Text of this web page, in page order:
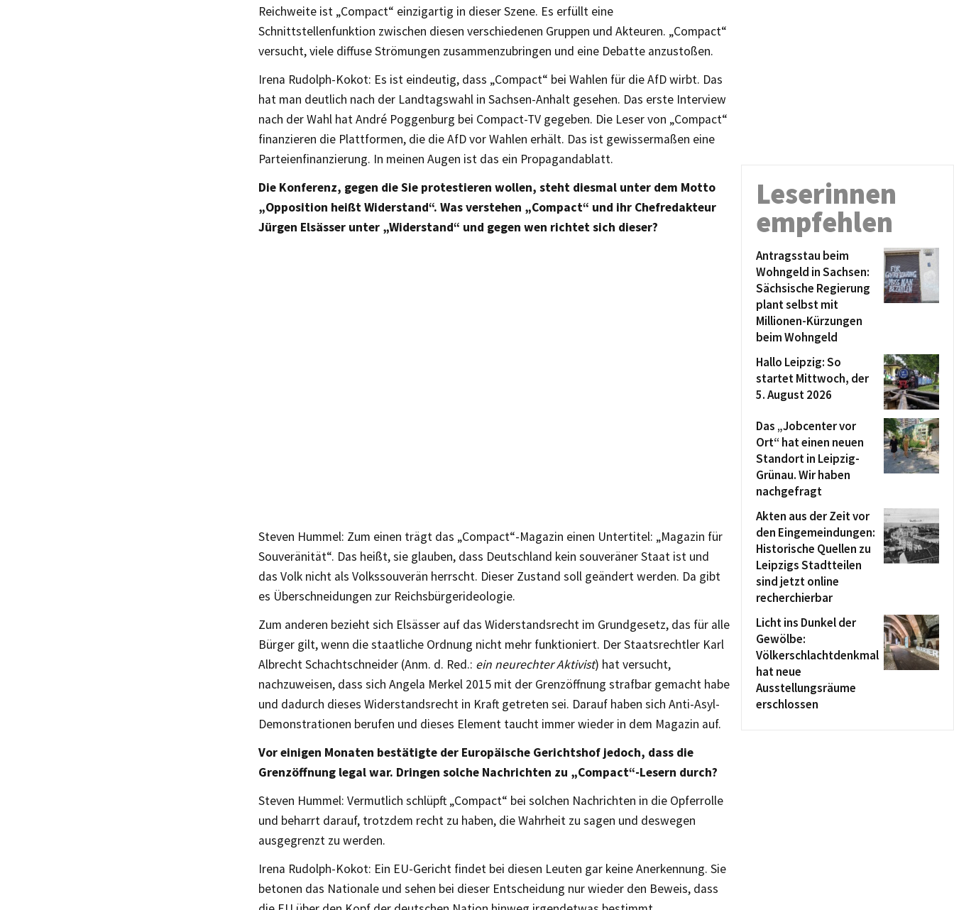
Reichweite ist „Compact“ einzigartig in dieser Szene. Es erfüllt eine
Schnittstellenfunktion zwischen diesen verschiedenen Gruppen und Akteuren. „Compact“
versucht, viele diffuse Strömungen zusammenzubringen und eine Debatte anzustoßen.
Irena Rudolph-Kokot: Es ist eindeutig, dass „Compact“ bei Wahlen für die AfD wirbt. Das
hat man deutlich nach der Landtagswahl in Sachsen-Anhalt gesehen. Das erste Interview
nach der Wahl hat André Poggenburg bei Compact-TV gegeben. Die Leser von „Compact“
finanzieren die Plattformen, die die AfD vor Wahlen erhält. Das ist gewissermaßen eine
Parteienfinanzierung. In meinen Augen ist das ein Propagandablatt.
Die Konferenz, gegen die Sie protestieren wollen, steht diesmal unter dem Motto
„Opposition heißt Widerstand“. Was verstehen „Compact“ und ihr Chefredakteur
Jürgen Elsässer unter „Widerstand“ und gegen wen richtet sich dieser?
Steven Hummel: Zum einen trägt das „Compact“-Magazin einen Untertitel: „Magazin für
Souveränität“. Das heißt, sie glauben, dass Deutschland kein souveräner Staat ist und
das Volk nicht als Volkssouverän herrscht. Dieser Zustand soll geändert werden. Da gibt
es Überschneidungen zur Reichsbürgerideologie.
Zum anderen bezieht sich Elsässer auf das Widerstandsrecht im Grundgesetz, das für alle
Bürger gilt, wenn die staatliche Ordnung nicht mehr funktioniert. Der Staatsrechtler Karl
Albrecht Schachtschneider (Anm. d. Red.: ein neurechter Aktivist) hat versucht,
nachzuweisen, dass sich Angela Merkel 2015 mit der Grenzöffnung strafbar gemacht habe
und dadurch dieses Widerstandsrecht in Kraft getreten sei. Darauf haben sich Anti-Asyl-
Demonstrationen berufen und dieses Element taucht immer wieder in dem Magazin auf.
Vor einigen Monaten bestätigte der Europäische Gerichtshof jedoch, dass die
Grenzöffnung legal war. Dringen solche Nachrichten zu „Compact“-Lesern durch?
Steven Hummel: Vermutlich schlüpft „Compact“ bei solchen Nachrichten in die Opferrolle
und beharrt darauf, trotzdem recht zu haben, die Wahrheit zu sagen und deswegen
ausgegrenzt zu werden.
Irena Rudolph-Kokot: Ein EU-Gericht findet bei diesen Leuten gar keine Anerkennung. Sie
betonen das Nationale und sehen bei dieser Entscheidung nur wieder den Beweis, dass
Leserinnen
empfehlen
Antragsstau beim
Wohngeld in Sachsen:
Sächsische Regierung
plant selbst mit
Millionen-Kürzungen
beim Wohngeld
Hallo Leipzig: So
startet Mittwoch, der
5. August 2026
Das „Jobcenter vor
Ort“ hat einen neuen
Standort in Leipzig-
Grünau. Wir haben
nachgefragt
Akten aus der Zeit vor
den Eingemeindungen:
Historische Quellen zu
Leipzigs Stadtteilen
sind jetzt online
recherchierbar
Licht ins Dunkel der
Gewölbe:
Völkerschlachtdenkmal
hat neue
Ausstellungsräume
erschlossen